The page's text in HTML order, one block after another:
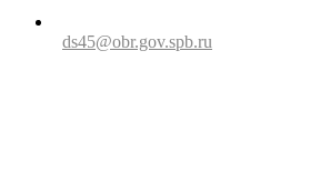
ds45@obr.gov.spb.ru